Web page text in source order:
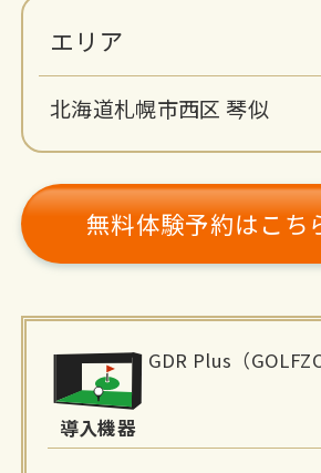
エリア
北海道札幌市西区 琴似
無料体験予約はこち
導入機器
GDR Plus（